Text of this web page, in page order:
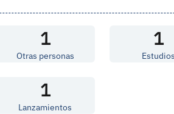
1
Otras personas
1
Estudios
1
Lanzamientos